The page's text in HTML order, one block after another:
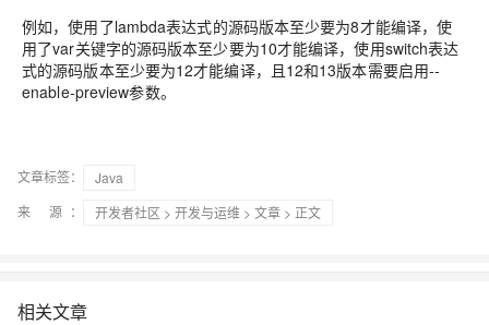
例如，使用了lambda表达式的源码版本至少要为8才能编译，使
用了var关键字的源码版本至少要为10才能编译，使用switch表达
式的源码版本至少要为12才能编译，且12和13版本需要启用--
enable-preview参数。
文章标签：
Java
来 源：
开发者社区 > 开发与运维 > 文章 > 正文
相关文章